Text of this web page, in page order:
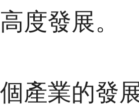
度發展。
產業的發